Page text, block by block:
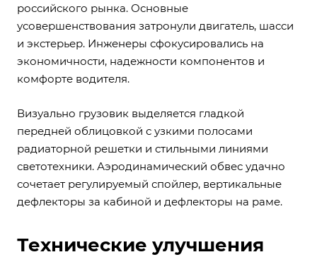
российского рынка. Основные
усовершенствования затронули двигатель, шасси
и экстерьер. Инженеры сфокусировались на
экономичности, надежности компонентов и
комфорте водителя.
Визуально грузовик выделяется гладкой
передней облицовкой с узкими полосами
радиаторной решетки и стильными линиями
светотехники. Аэродинамический обвес удачно
сочетает регулируемый спойлер, вертикальные
дефлекторы за кабиной и дефлекторы на раме.
Технические улучшения